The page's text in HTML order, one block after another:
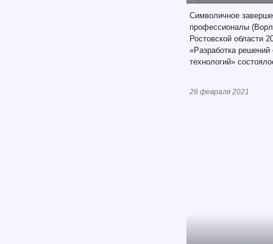
Символичное
профессионалы
Ростовской области
«Разработка решений
технологий»
28 февраля 2021